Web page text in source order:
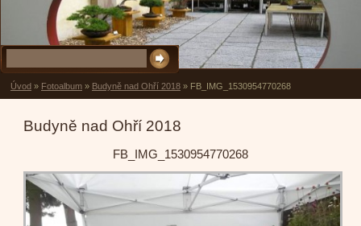
Úvod » Fotoalbum » Budyně nad Ohří 2018 » FB_IMG_1530954770268
Budyně nad Ohří 2018
FB_IMG_1530954770268